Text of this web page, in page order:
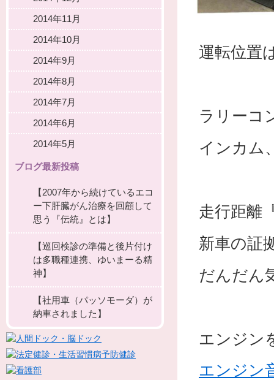
運転位置
ラリーコ
インカム
走行距離
新車の証
だんだん
エンジン
エンジン
2014年11月
2014年10月
2014年9月
2014年8月
2014年7月
2014年6月
2014年5月
ブログ最新投稿
【2007年から続けているエコ
ー下肝臓がん治療を回顧して
思う『伝統』とは】
【巡回検診の準備と後片付け
は多職種連携、ゆいまーる精
神】
【社用車（パッソモーダ）が
納車されました】